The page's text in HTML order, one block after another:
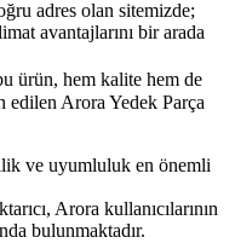
adres olan sitemizde;
avantajlarını bir arada
ürün, hem kalite hem de
edilen Arora Yedek Parça
ve uyumluluk en önemli
Arora kullanıcılarının
bulunmaktadır.